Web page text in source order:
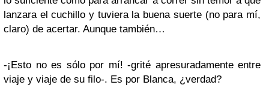
lanzara el cuchillo y tuviera la buena suerte (no para mí,
claro) de acertar. Aunque también…
-¡Esto no es sólo por mí! -grité apresuradamente entre
viaje y viaje de su filo-. Es por Blanca, ¿verdad?